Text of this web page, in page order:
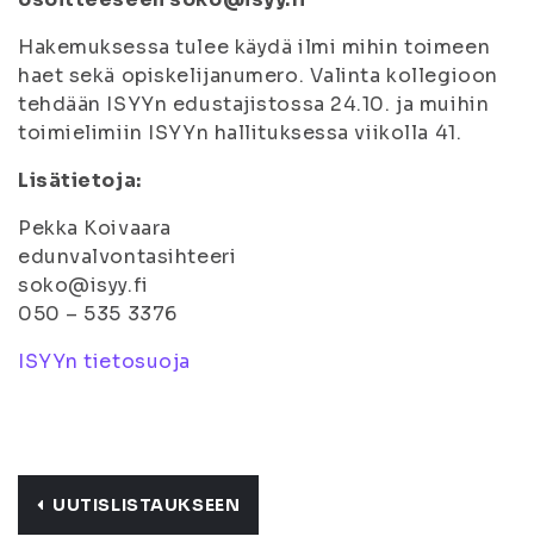
Hakemuksessa tulee käydä ilmi mihin toimeen
haet sekä opiskelijanumero. Valinta kollegioon
tehdään ISYYn edustajistossa 24.10. ja muihin
toimielimiin ISYYn hallituksessa viikolla 41.
Lisätietoja:
Pekka Koivaara
edunvalvontasihteeri
soko@isyy.fi
050 – 535 3376
ISYYn tietosuoja
UUTISLISTAUKSEEN